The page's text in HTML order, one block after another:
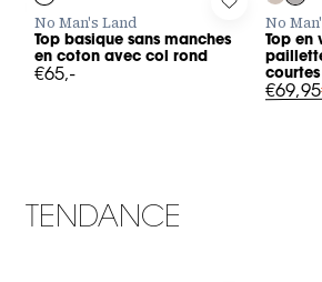
in to add Top basique sans
No Man's Land
Top basique sans manches
en coton avec col rond
€65,-
Log in to
No
Top en
courtes
€69,95
TENDANCE